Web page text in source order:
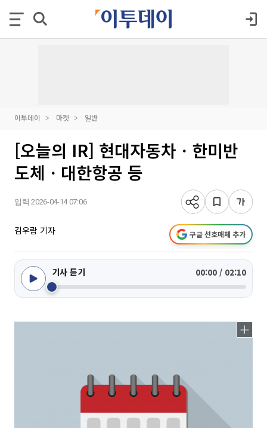
이투데이 마켓 일반
[오늘의 IR] 현대자동차ㆍ한미반
도체ㆍ대한항공 등
입력 2026-04-14 07:06
김우람 기자 구글 선호매체 추가
기사 듣기 00:00 / 02:10